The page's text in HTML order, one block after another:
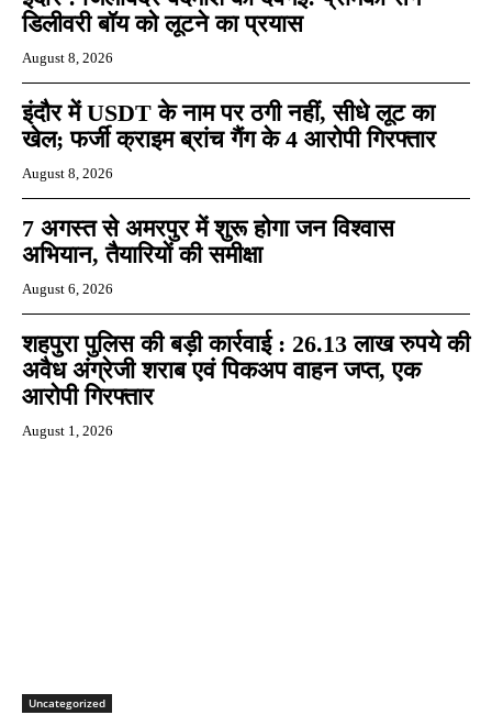
डिलीवरी बॉय को लूटने का प्रयास
August 8, 2026
इंदौर में USDT के नाम पर ठगी नहीं, सीधे लूट का
खेल; फर्जी क्राइम ब्रांच गैंग के 4 आरोपी गिरफ्तार
August 8, 2026
7 अगस्त से अमरपुर में शुरू होगा जन विश्वास
अभियान, तैयारियों की समीक्षा
August 6, 2026
शहपुरा पुलिस की बड़ी कार्रवाई : 26.13 लाख रुपये की
अवैध अंग्रेजी शराब एवं पिकअप वाहन जप्त, एक
आरोपी गिरफ्तार
August 1, 2026
Uncategorized